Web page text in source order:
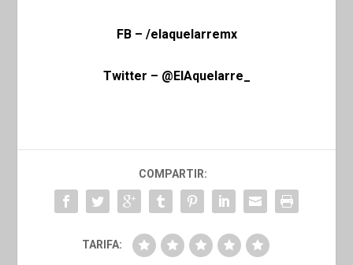
FB – /elaquelarremx
Twitter – @ElAquelarre_
COMPARTIR:
TARIFA: